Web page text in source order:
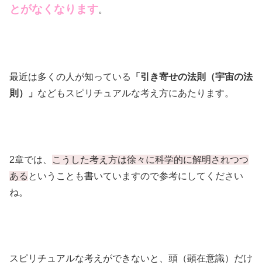
とがなくなります。
最近は多くの人が知っている
「引き寄せの法則（宇宙の法
則）」 などもスピリチュアルな考え方にあたります。
2章では、
こうした考え方は徐々に科学的に解明されつつ
ある ということも書いていますので参考にしてください
ね。
スピリチュアルな考えができないと、頭（顕在意識）だけ